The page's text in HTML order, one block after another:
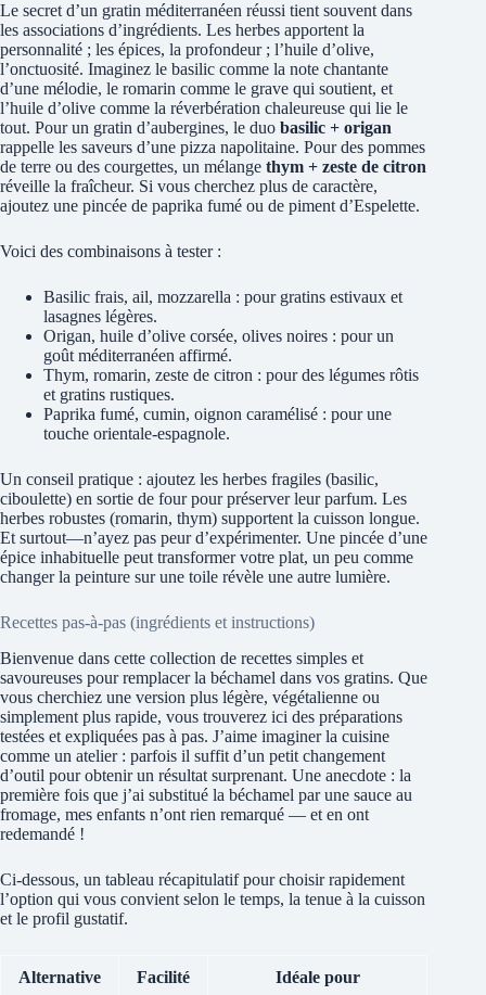
Le secret d’un gratin méditerranéen réussi tient souvent dans
les associations d’ingrédients. Les herbes apportent la
personnalité ; les épices, la profondeur ; l’huile d’olive,
l’onctuosité. Imaginez le basilic comme la note chantante
d’une mélodie, le romarin comme le grave qui soutient, et
l’huile d’olive comme la réverbération chaleureuse qui lie le
tout. Pour un gratin d’aubergines, le duo basilic + origan
rappelle les saveurs d’une pizza napolitaine. Pour des pommes
de terre ou des courgettes, un mélange thym + zeste de citron
réveille la fraîcheur. Si vous cherchez plus de caractère,
ajoutez une pincée de paprika fumé ou de piment d’Espelette.
Voici des combinaisons à tester :
Basilic frais, ail, mozzarella : pour gratins estivaux et
lasagnes légères.
Origan, huile d’olive corsée, olives noires : pour un
goût méditerranéen affirmé.
Thym, romarin, zeste de citron : pour des légumes rôtis
et gratins rustiques.
Paprika fumé, cumin, oignon caramélisé : pour une
touche orientale-espagnole.
Un conseil pratique : ajoutez les herbes fragiles (basilic,
ciboulette) en sortie de four pour préserver leur parfum. Les
herbes robustes (romarin, thym) supportent la cuisson longue.
Et surtout—n’ayez pas peur d’expérimenter. Une pincée d’une
épice inhabituelle peut transformer votre plat, un peu comme
changer la peinture sur une toile révèle une autre lumière.
Recettes pas-à-pas (ingrédients et instructions)
Bienvenue dans cette collection de recettes simples et
savoureuses pour remplacer la béchamel dans vos gratins. Que
vous cherchiez une version plus légère, végétalienne ou
simplement plus rapide, vous trouverez ici des préparations
testées et expliquées pas à pas. J’aime imaginer la cuisine
comme un atelier : parfois il suffit d’un petit changement
d’outil pour obtenir un résultat surprenant. Une anecdote : la
première fois que j’ai substitué la béchamel par une sauce au
fromage, mes enfants n’ont rien remarqué — et en ont
redemandé !
Ci‑dessous, un tableau récapitulatif pour choisir rapidement
l’option qui vous convient selon le temps, la tenue à la cuisson
et le profil gustatif.
Alternative Facilité Idéale pour